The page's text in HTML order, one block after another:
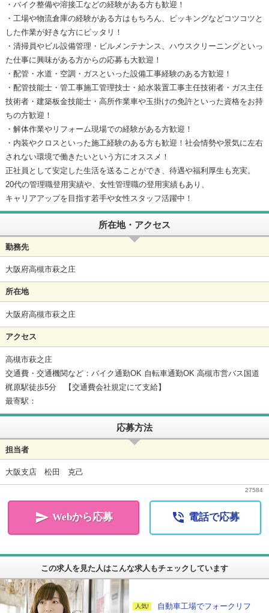
・バイク整備や溶接工などの経験がある方も歓迎！
・工場や物流倉庫の経験がある方はもちろん、ピッキングなどコツコツと
した作業が好きな方にピッタリ！
・清掃員やビル設備管理・ビルメンテナンス、ハウスクリーニングといっ
た仕事に興味がある方からの応募も大歓迎！
・配管・水道・空調・ガスといった設備工事経験のある方歓迎！
・配管技能士・管工事施工管理技士・給水装置工事主任技術者・ガス主任
技術者・建築板金技能士・高所作業車や玉掛けの免許といった資格をお持
ちの方歓迎！
・解体作業やリフォーム現場での経験がある方歓迎！
・内装やクロスといった施工経験のある方も歓迎！社会情勢や景気に左右
されない環境で働きたいという方にオススメ！
正社員として安定した生活を送ることができ、待遇や福利厚生も充実。
20代の管理職登用実績や、女性管理職の登用実績もあり、
キャリアアップを目指す若手や女性スタッフ活躍中！
所在地・アクセス
勤務先
大阪府高槻市萩之庄
所在地
大阪府高槻市萩之庄
アクセス
高槻市萩之庄
交通費・交通機関など：バイク通勤OK 自転車通勤OK 高槻市営バス国道
梶原駅徒歩5分 【交通費会社規定にて支給】
最寄駅：
応募方法
担当者
大阪支店 松田 克己
27584
 Webから応募  電話で応募
この求人を見た人はこんな求人もチェックしています
自動車工場でフォークリフ